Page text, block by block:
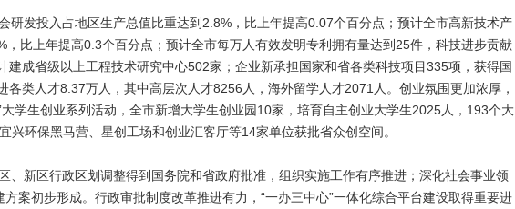
发投入占地区生产总值比重达到2.8%，比上年提高0.07个百分点；预计全市高新技术产
比上年提高0.3个百分点；预计全市每万人有效发明专利拥有量达到25件，科技进步贡献
建成省级以上工程技术研究中心502家；企业新承担国家和省各类科技项目335项，获得国
类人才8.37万人，其中高层次人才8256人，海外留学人才2071人。创业氛围更加浓厚，
大学生创业系列活动，全市新增大学生创业园10家，培育自主创业大学生2025人，193个大
兴环保黑马营、星创工场和创业汇客厅等14家单位获批省众创空间。
新区行政区划调整得到国务院和省政府批准，组织实施工作有序推进；深化社会事业领
案初步形成。行政审批制度改革推进有力，“一办三中心”一体化综合平台建设取得重要进